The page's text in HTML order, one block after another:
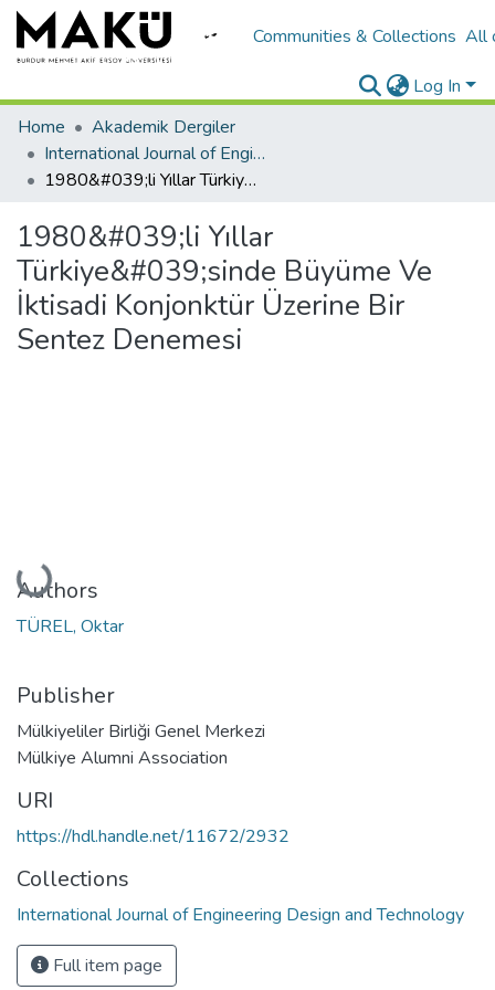
Communities & Collections All
Log In
Home
Akademik Dergiler
International Journal of Engineering Design and Technology
1980&#039;li Yıllar Türkiye&#039;sinde Büyüme Ve İktisadi Konjonktür Üzerine Bir Sentez Denemesi
1980&#039;li Yıllar
Türkiye&#039;sinde Büyüme Ve
İktisadi Konjonktür Üzerine Bir
Sentez Denemesi
Loading...
Authors
TÜREL, Oktar
Publisher
Mülkiyeliler Birliği Genel Merkezi
Mülkiye Alumni Association
URI
https://hdl.handle.net/11672/2932
Collections
International Journal of Engineering Design and Technology
Full item page